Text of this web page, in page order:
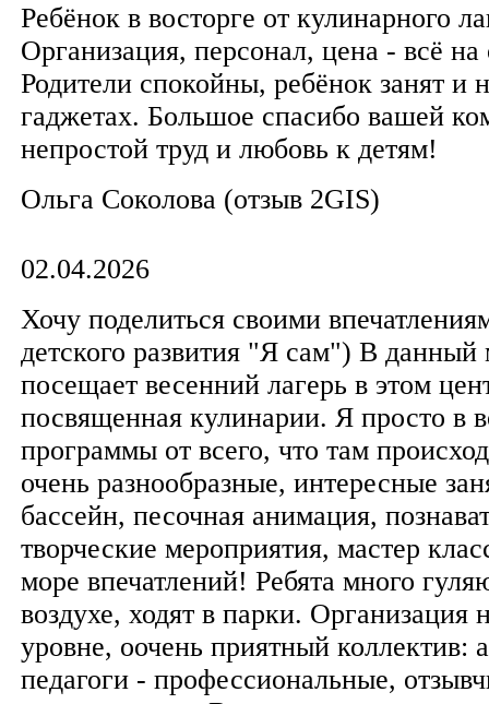
Ребёнок в восторге от кулинарного
Организация, персонал, цена - всё на
Родители спокойны, ребёнок занят и
гаджетах. Большое спасибо вашей
непростой труд и любовь к детям!
Ольга Соколова (отзыв 2GIS)
02.04.2026
Хочу поделиться своими
детского развития "Я сам") В
посещает весенний лагерь в этом
посвященная кулинарии. Я просто в
программы от всего, что там
очень разнообразные, интересные
бассейн, песочная анимация,
творческие мероприятия, мастер
море впечатлений! Ребята много
воздухе, ходят в парки. Организация
уровне, оочень приятный коллектив:
педагоги - профессиональные,